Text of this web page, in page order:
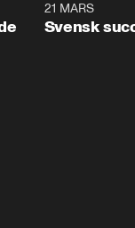
21 MARS
Svensk